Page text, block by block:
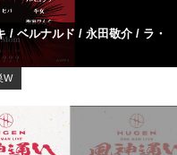
/ ベルナルド / 永田敬介 / ラ・
W